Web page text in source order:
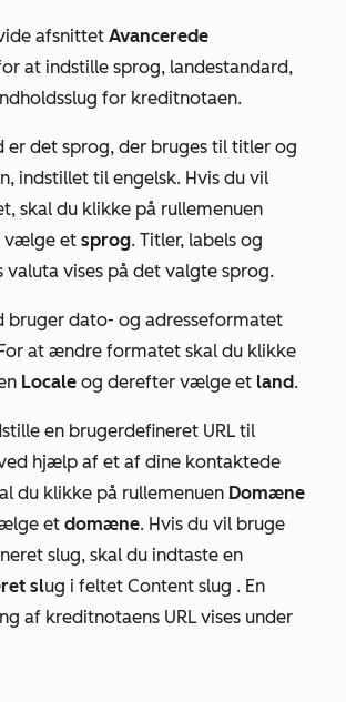
afsnittet Avancerede
at indstille sprog, landestandard,
for kreditnotaen.
er det sprog, der bruges til titler og
indstillet til engelsk. Hvis du vil
skal du klikke på rullemenuen
vælge et sprog. Titler, labels og
valuta vises på det valgte sprog.
bruger dato- og adresseformatet
at ændre formatet skal du klikke
Locale og derefter vælge et land.
en brugerdefineret URL til
hjælp af et af dine kontaktede
du klikke på rullemenuen Domæne
et domæne. Hvis du vil bruge
slug, skal du indtaste en
slug i feltet Content slug . En
af kreditnotaens URL vises under